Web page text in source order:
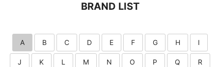
BRAND LIST
A B C D E F G H I
J K L M N O P Q R